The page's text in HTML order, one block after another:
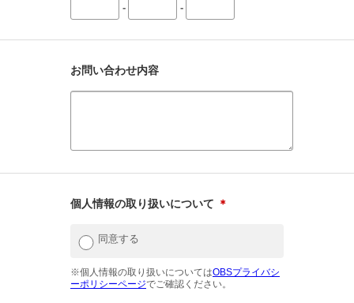
- -
お問い合わせ内容
個人情報の取り扱いについて ＊
同意する
※個人情報の取り扱いについてはOBSプライバシ
ーポリシーページでご確認ください。